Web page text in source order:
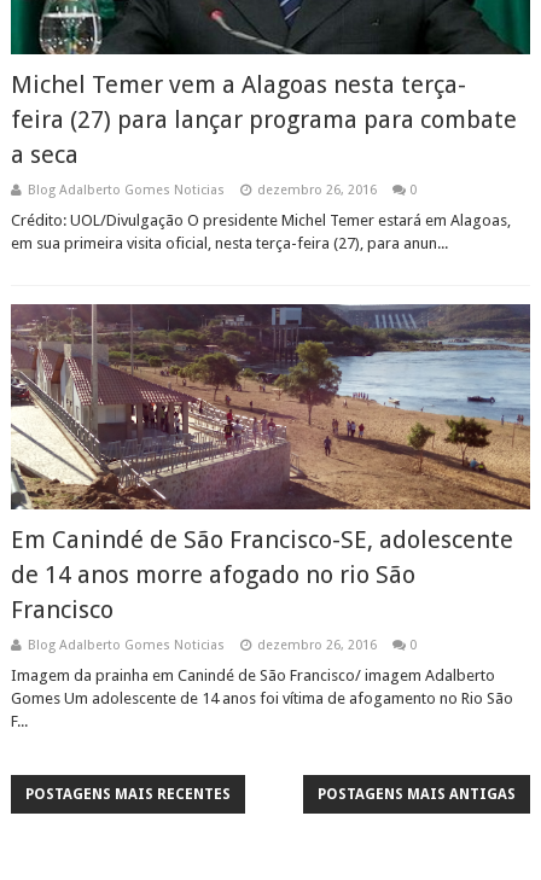
Michel Temer vem a Alagoas nesta terça-
feira (27) para lançar programa para combate
a seca
Blog Adalberto Gomes Noticias dezembro 26, 2016 0
Crédito: UOL/Divulgação O presidente Michel Temer estará em Alagoas,
em sua primeira visita oficial, nesta terça-feira (27), para anun...
Em Canindé de São Francisco-SE, adolescente
de 14 anos morre afogado no rio São
Francisco
Blog Adalberto Gomes Noticias dezembro 26, 2016 0
Imagem da prainha em Canindé de São Francisco/ imagem Adalberto
Gomes Um adolescente de 14 anos foi vítima de afogamento no Rio São
F...
POSTAGENS MAIS RECENTES POSTAGENS MAIS ANTIGAS